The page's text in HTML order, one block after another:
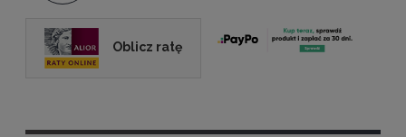
Oblicz ratę